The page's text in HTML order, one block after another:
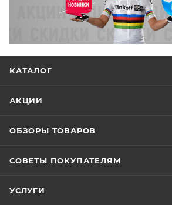
КАТАЛОГ
АКЦИИ
ОБЗОРЫ ТОВАРОВ
СОВЕТЫ ПОКУПАТЕЛЯМ
УСЛУГИ